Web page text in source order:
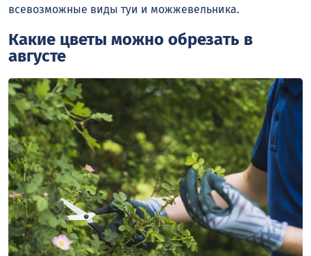
всевозможные виды туи и можжевельника.
Какие цветы можно обрезать в
августе